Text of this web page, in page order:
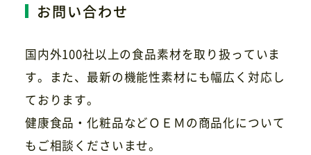
お問い合わせ
国内外100社以上の食品素材を取り扱っていま
す。また、最新の機能性素材にも幅広く対応し
ております。
健康食品・化粧品などＯＥＭの商品化について
もご相談くださいませ。